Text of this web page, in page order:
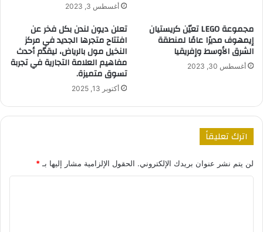
أغسطس 3, 2023
مجموعة LEGO تعيّن كريستيان
إيمهوف مديرًا عامًا لمنطقة
الشرق الأوسط وإفريقيا
أغسطس 30, 2023
تعلن ديون لندن بكل فخر عن
افتتاح متجرها الجديد في مركز
النخيل مول بالرياض، ليقدّم أحدث
مفاهيم العلامة التجارية في تجربة
تسوق متميزة.
أكتوبر 13, 2025
اترك تعليقاً
لن يتم نشر عنوان بريدك الإلكتروني. الحقول الإلزامية مشار إليها بـ *